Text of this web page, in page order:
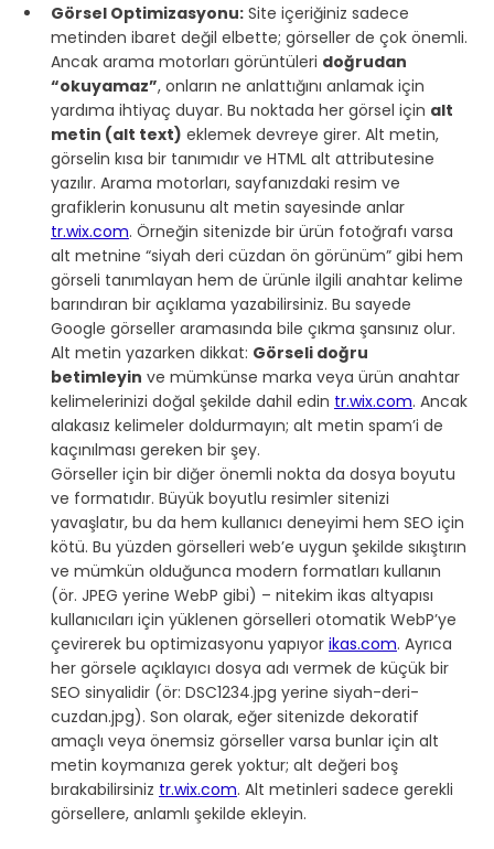
Görsel Optimizasyonu: Site içeriğiniz sadece
metinden ibaret değil elbette; görseller de çok önemli.
Ancak arama motorları görüntüleri doğrudan
“okuyamaz”, onların ne anlattığını anlamak için
yardıma ihtiyaç duyar. Bu noktada her görsel için alt
metin (alt text) eklemek devreye girer. Alt metin,
görselin kısa bir tanımıdır ve HTML alt attributesine
yazılır. Arama motorları, sayfanızdaki resim ve
grafiklerin konusunu alt metin sayesinde anlar
tr.wix.com. Örneğin sitenizde bir ürün fotoğrafı varsa
alt metnine “siyah deri cüzdan ön görünüm” gibi hem
görseli tanımlayan hem de ürünle ilgili anahtar kelime
barındıran bir açıklama yazabilirsiniz. Bu sayede
Google görseller aramasında bile çıkma şansınız olur.
Alt metin yazarken dikkat: Görseli doğru
betimleyin ve mümkünse marka veya ürün anahtar
kelimelerinizi doğal şekilde dahil edin tr.wix.com. Ancak
alakasız kelimeler doldurmayın; alt metin spam’i de
kaçınılması gereken bir şey.
Görseller için bir diğer önemli nokta da dosya boyutu
ve formatıdır. Büyük boyutlu resimler sitenizi
yavaşlatır, bu da hem kullanıcı deneyimi hem SEO için
kötü. Bu yüzden görselleri web’e uygun şekilde sıkıştırın
ve mümkün olduğunca modern formatları kullanın
(ör. JPEG yerine WebP gibi) – nitekim ikas altyapısı
kullanıcıları için yüklenen görselleri otomatik WebP’ye
çevirerek bu optimizasyonu yapıyor ikas.com. Ayrıca
her görsele açıklayıcı dosya adı vermek de küçük bir
SEO sinyalidir (ör: DSC1234.jpg yerine siyah-deri-
cuzdan.jpg). Son olarak, eğer sitenizde dekoratif
amaçlı veya önemsiz görseller varsa bunlar için alt
metin koymanıza gerek yoktur; alt değeri boş
bırakabilirsiniz tr.wix.com. Alt metinleri sadece gerekli
görsellere, anlamlı şekilde ekleyin.